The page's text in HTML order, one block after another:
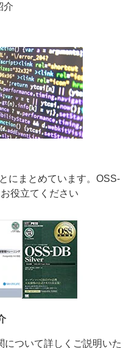
介
にまとめています。OSS-
役立てください
ついて詳しくご説明いた